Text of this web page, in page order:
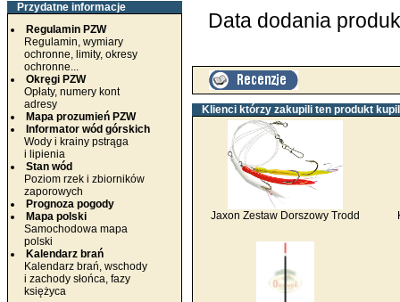
Przydatne informacje
Regulamin PZW
Regulamin, wymiary
ochronne, limity, okresy
ochronne...
Okręgi PZW
Opłaty, numery kont
adresy
Mapa prozumień PZW
Informator wód górskich
Wody i krainy pstrąga
i lipienia
Stan wód
Poziom rzek i zbiorników
zaporowych
Prognoza pogody
Mapa polski
Samochodowa mapa
polski
Kalendarz brań
Kalendarz brań, wschody
i zachody słońca, fazy
księżyca
Data dodania
Klienci którzy zakupili ten produkt
Jaxon Zestaw Dorszowy Trodd